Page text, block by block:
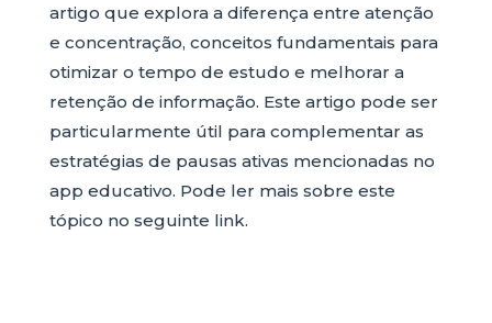
artigo que explora a diferença entre atenção
e concentração, conceitos fundamentais para
otimizar o tempo de estudo e melhorar a
retenção de informação. Este artigo pode ser
particularmente útil para complementar as
estratégias de pausas ativas mencionadas no
app educativo. Pode ler mais sobre este
tópico no seguinte link.